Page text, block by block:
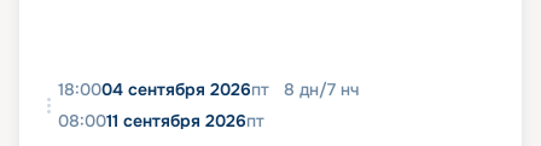
18:0004 сентября 2026пт 8 дн/7 нч
08:0011 сентября 2026пт